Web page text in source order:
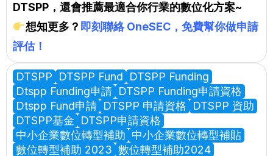
DTSPP，還會推薦最適合你行業的數位化方案~
想知更多？ 即刻聯絡 OneSEC，免費幫你做申請
評估！
DTSPP DTSPP Fund
DTSPP Funding
Dtspp Funding申請 DTSPP Funding申請資格
Dtspp Fund申請 DTSPP 申請資格
DTSPP 資助
DTSPP基金
DTSPP申請資格
中小企業數位轉型補助 中小企業數位轉型補貼
數位轉型補助 2023 數位轉型補助2024